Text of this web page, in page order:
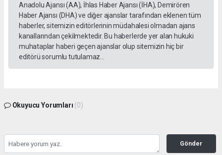
Anadolu Ajansı (AA), İhlas Haber Ajansı (İHA), Demirören
Haber Ajansı (DHA) ve diğer ajanslar tarafından eklenen tüm
haberler, sitemizin editörlerinin müdahalesi olmadan ajans
kanallarından çekilmektedir. Bu haberlerde yer alan hukuki
muhataplar haberi geçen ajanslar olup sitemizin hiç bir
editörü sorumlu tutulamaz...
Okuyucu Yorumları (0)
Gönder